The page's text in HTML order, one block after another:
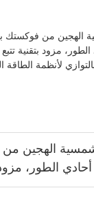
الهجين
أحادي الطور،